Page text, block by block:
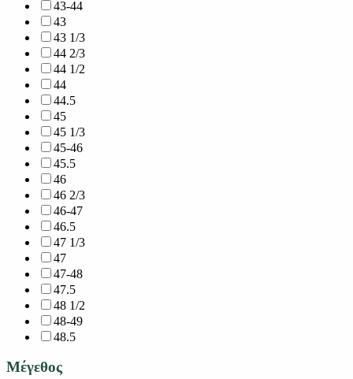
43-44
43
43 1/3
44 2/3
44 1/2
44
44.5
45
45 1/3
45-46
45.5
46
46 2/3
46-47
46.5
47 1/3
47
47-48
47.5
48 1/2
48-49
48.5
Μέγεθος